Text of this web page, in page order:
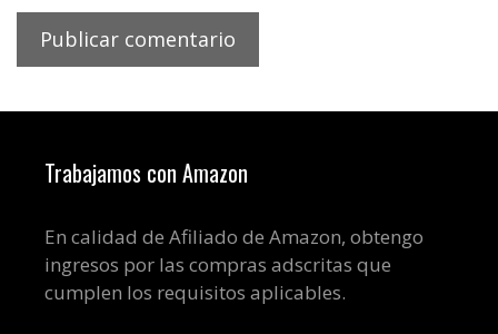
Trabajamos con Amazon
En calidad de Afiliado de Amazon, obtengo
ingresos por las compras adscritas que
cumplen los requisitos aplicables.